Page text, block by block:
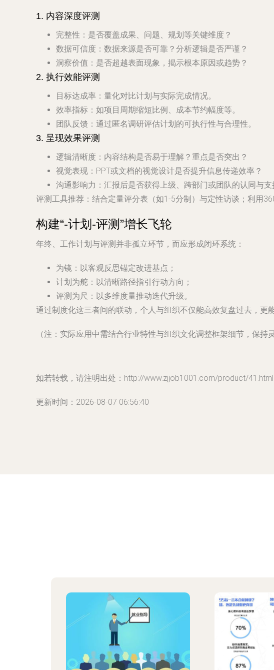
1. 内容深度评测
完整性 ：是否覆盖成果、问题、规划等关键维度？
数据可信度 ：数据来源是否可靠？分析逻辑是否严谨？
洞察价值 ：是否超越表面现象，揭示根本原因或趋势？
2. 执行效能评测
目标达成率 ：量化对比计划与实际完成情况。
效率指标 ：如项目周期缩短比例、成本节约幅度等。
团队反馈 ：通过匿名调研评估计划的可执行性与合理性。
3. 呈现效果评测
逻辑清晰度 ：内容结构是否易于理解？重点是否突出？
视觉表现 ：PPT或文档的视觉设计是否提升信息传递效率？
沟通影响力 ：汇报后是否获得上级、跨部门或团队的认同与支
评测工具推荐 ：结合定量评分表（如1-5分制）与定性访谈；利用
构建“-计划-评测”增长飞轮
年终、工作计划与评测并非孤立环节，而应形成闭环系统：
为镜 ：以客观反思锚定改进基点；
计划为舵 ：以清晰路径指引行动方向；
评测为尺 ：以多维度量推动迭代升级。
通过制度化这三者间的联动，个人与组织不仅能高效复盘过去，更
（注：实际应用中需结合行业特性与组织文化调整框架细节，保持
如若转载，请注明出处：http://www.zjjob1001.com/product/41.html
更新时间：2026-08-07 06:56:40